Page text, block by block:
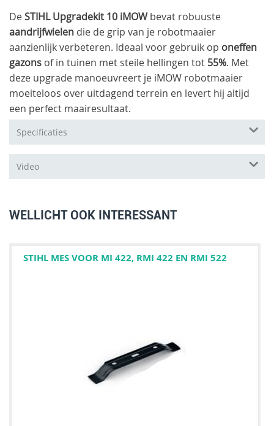
DeSTIHL Upgradekit 10 iMOWbevat robuuste
aandrijfwielen die de grip van je robotmaaier
aanzienlijk verbeteren. Ideaal voor gebruik op oneffen
gazons of in tuinen met steile hellingen tot 55%. Met
deze upgrade manoeuvreert je iMOW robotmaaier
moeiteloos over uitdagend terrein en levert hij altijd
een perfect maairesultaat.
Specificaties
Video
WELLICHT OOK INTERESSANT
STIHL MES VOOR MI 422, RMI 422 EN RMI 522